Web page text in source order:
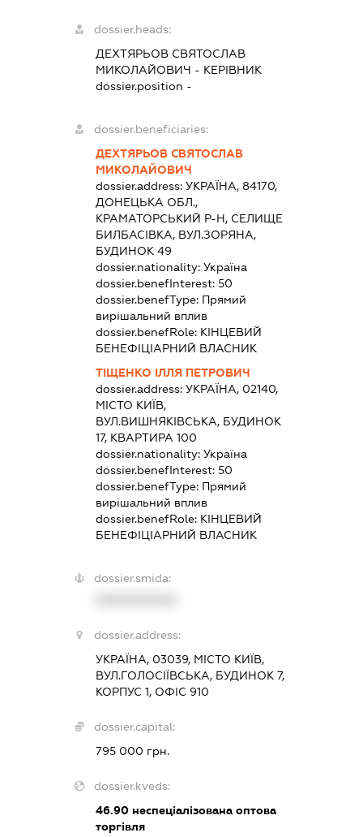
dossier.heads:
ДЕХТЯРЬОВ СВЯТОСЛАВ
МИКОЛАЙОВИЧ - КЕРІВНИК
dossier.position -
dossier.beneficiaries:
ДЕХТЯРЬОВ СВЯТОСЛАВ
МИКОЛАЙОВИЧ
dossier.address:УКРАЇНА, 84170,
ДОНЕЦЬКА ОБЛ.,
КРАМАТОРСЬКИЙ Р-Н, СЕЛИЩЕ
БИЛБАСІВКА, ВУЛ.ЗОРЯНА,
БУДИНОК 49
dossier.nationality:Україна
dossier.benefInterest:50
dossier.benefType: Прямий
вирішальний вплив
dossier.benefRole: КІНЦЕВИЙ
БЕНЕФІЦІАРНИЙ ВЛАСНИК
ТІЩЕНКО ІЛЛЯ ПЕТРОВИЧ
dossier.address:УКРАЇНА, 02140,
МІСТО КИЇВ,
ВУЛ.ВИШНЯКІВСЬКА, БУДИНОК
17, КВАРТИРА 100
dossier.nationality:Україна
dossier.benefInterest:50
dossier.benefType: Прямий
вирішальний вплив
dossier.benefRole: КІНЦЕВИЙ
БЕНЕФІЦІАРНИЙ ВЛАСНИК
dossier.smida:
dossier.address:
УКРАЇНА, 03039, МІСТО КИЇВ,
ВУЛ.ГОЛОСІЇВСЬКА, БУДИНОК 7,
КОРПУС 1, ОФІС 910
dossier.capital:
795 000 грн.
dossier.kveds:
46.90 неспеціалізована оптова
торгівля